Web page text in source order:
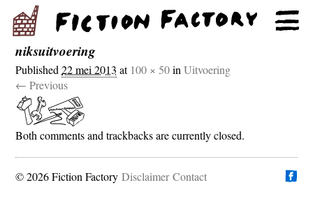
niksuitvoering
Published22 mei 2013 at 100 × 50inUitvoering
← Previous
Both comments and trackbacks are currently closed.
© 2026 Fiction Factory Disclaimer Contact
Vind ons op